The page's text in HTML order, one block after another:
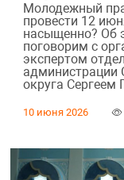
Молодежный
провести 12
насыщенно? Об
поговорим с
экспертом
администрации
округа
10 июня 2026